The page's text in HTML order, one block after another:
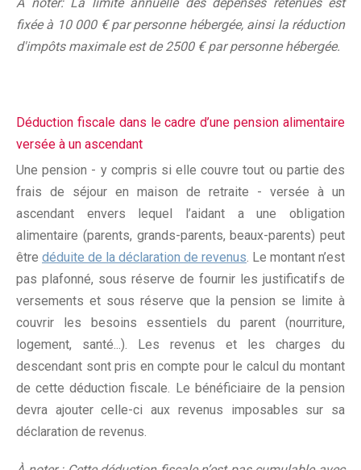
À noter: La limite annuelle des dépenses retenues est
fixée à 10 000 € par personne hébergée, ainsi la réduction
d'impôts maximale est de 2500 € par personne hébergée.
Déduction fiscale dans le cadre d’une pension alimentaire
versée à un ascendant
Une pension - y compris si elle couvre tout ou partie des
frais de séjour en maison de retraite - versée à un
ascendant envers lequel l’aidant a une obligation
alimentaire (parents, grands-parents, beaux-parents) peut
être déduite de la déclaration de revenus. Le montant n’est
pas plafonné, sous réserve de fournir les justificatifs de
versements et sous réserve que la pension se limite à
couvrir les besoins essentiels du parent (nourriture,
logement, santé...). Les revenus et les charges du
descendant sont pris en compte pour le calcul du montant
de cette déduction fiscale. Le bénéficiaire de la pension
devra ajouter celle-ci aux revenus imposables sur sa
déclaration de revenus.